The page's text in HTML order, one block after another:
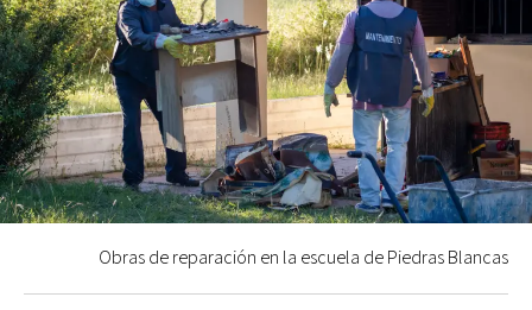
Obras de reparación en la escuela de Piedras Blancas